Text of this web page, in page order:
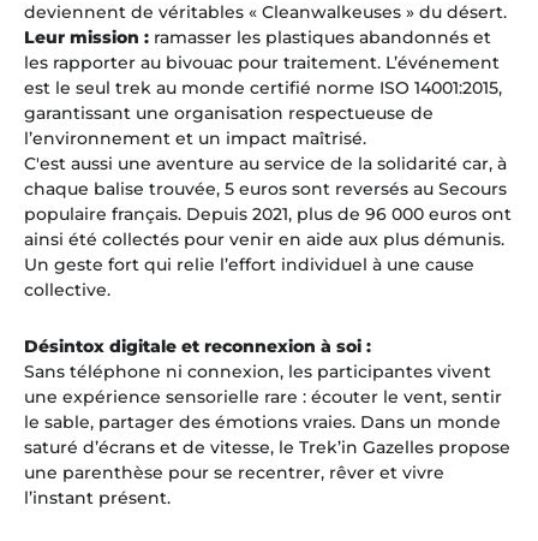
deviennent de véritables « Cleanwalkeuses » du désert.
Leur mission : ramasser les plastiques abandonnés et
les rapporter au bivouac pour traitement. L’événement
est le seul trek au monde certifié norme ISO 14001:2015,
garantissant une organisation respectueuse de
l’environnement et un impact maîtrisé.
C'est aussi une aventure au service de la solidarité car, à
chaque balise trouvée, 5 euros sont reversés au Secours
populaire français. Depuis 2021, plus de 96 000 euros ont
ainsi été collectés pour venir en aide aux plus démunis.
Un geste fort qui relie l’effort individuel à une cause
collective.
Désintox digitale et reconnexion à soi :
Sans téléphone ni connexion, les participantes vivent
une expérience sensorielle rare : écouter le vent, sentir
le sable, partager des émotions vraies. Dans un monde
saturé d’écrans et de vitesse, le Trek’in Gazelles propose
une parenthèse pour se recentrer, rêver et vivre
l’instant présent.